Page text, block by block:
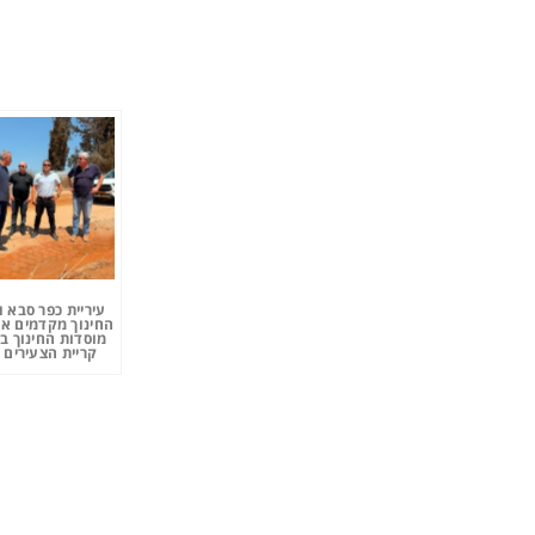
עיריית כפר
החינוך מקדמים
מוסדות החינוך
קריית